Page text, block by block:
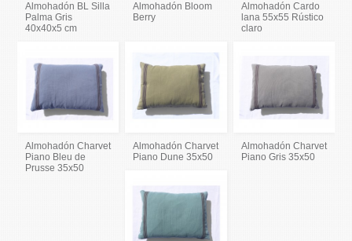
Almohadón BL Silla
Palma Gris
40x40x5 cm
Almohadón Bloom
Berry
Almohadón Cardo
lana 55x55 Rústico
claro
Almohadón Charvet
Piano Bleu de
Prusse 35x50
Almohadón Charvet
Piano Dune 35x50
Almohadón Charvet
Piano Gris 35x50